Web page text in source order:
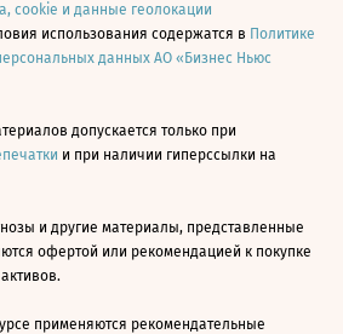
cookie и данные геолокации
использования содержатся в Политике
данных АО «Бизнес Ньюс
допускается только при
и при наличии гиперссылки на
и другие материалы, представленные
офертой или рекомендацией к покупке
применяются рекомендательные